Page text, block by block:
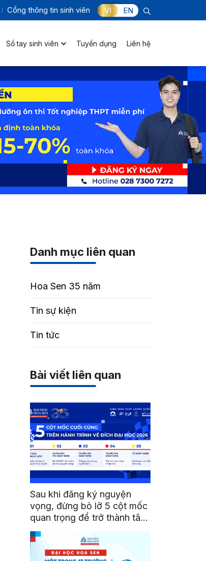
Cổng thông tin sinh viên VI EN
Sổ tay sinh viên Tuyển dụng Liên hệ
Danh mục liên quan
Hoa Sen 35 năm
Tin sự kiện
Tin tức
Bài viết liên quan
Sau khi đăng ký nguyện
vọng, đừng bỏ lỡ 5 cột mốc
quan trọng để trở thành tân
sinh viên HSU